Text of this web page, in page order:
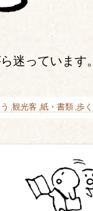
迷っています。
観光客 紙・書類 歩く